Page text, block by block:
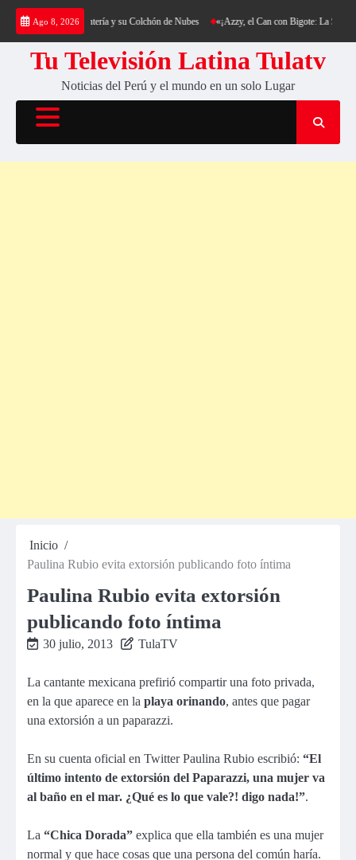
Saltar
contenido
Ago 8, 2026
al Cerro Cantería y su Colchón de Nubes «¡Azzy, el Can con Bigote: La
Tu Televisión Latina Tulatv
Noticias del Perú y el mundo en un solo Lugar
Inicio
Paulina Rubio evita extorsión publicando foto íntima
Paulina Rubio evita extorsión
publicando foto íntima
30 julio, 2013 TulaTV
La cantante mexicana prefirió compartir una foto privada,
en la que aparece en la playa orinando, antes que pagar
una extorsión a un paparazzi.
En su cuenta oficial en Twitter Paulina Rubio escribió: “El
último intento de extorsión del Paparazzi, una mujer va
al baño en el mar. ¿Qué es lo que vale?! digo nada!”.
La “Chica Dorada” explica que ella también es una mujer
normal y que hace cosas que una persona del común haría.